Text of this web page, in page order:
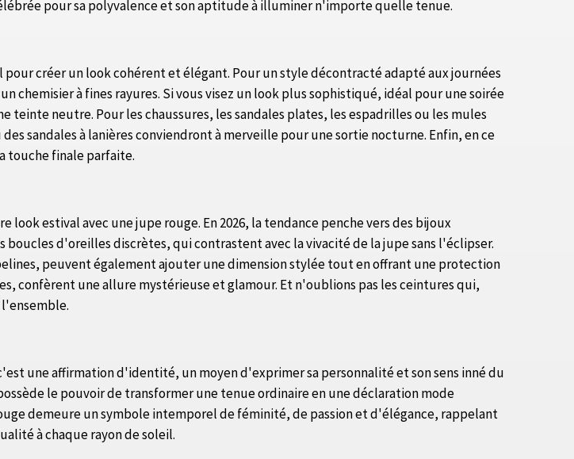
pour sa polyvalence et son aptitude à illuminer n'importe quelle tenue.
créer un look cohérent et élégant. Pour un style décontracté adapté aux journées
à fines rayures. Si vous visez un look plus sophistiqué, idéal pour une soirée
teinte neutre. Pour les chaussures, les sandales plates, les espadrilles ou les mules
sandales à lanières conviendront à merveille pour une sortie nocturne. Enfin, en ce
touche finale parfaite.
estival avec une jupe rouge. En 2026, la tendance penche vers des bijoux
d'oreilles discrètes, qui contrastent avec la vivacité de la jupe sans l'éclipser.
peuvent également ajouter une dimension stylée tout en offrant une protection
confèrent une allure mystérieuse et glamour. Et n'oublions pas les ceintures qui,
une affirmation d'identité, un moyen d'exprimer sa personnalité et son sens inné du
le pouvoir de transformer une tenue ordinaire en une déclaration mode
demeure un symbole intemporel de féminité, de passion et d'élégance, rappelant
à chaque rayon de soleil.